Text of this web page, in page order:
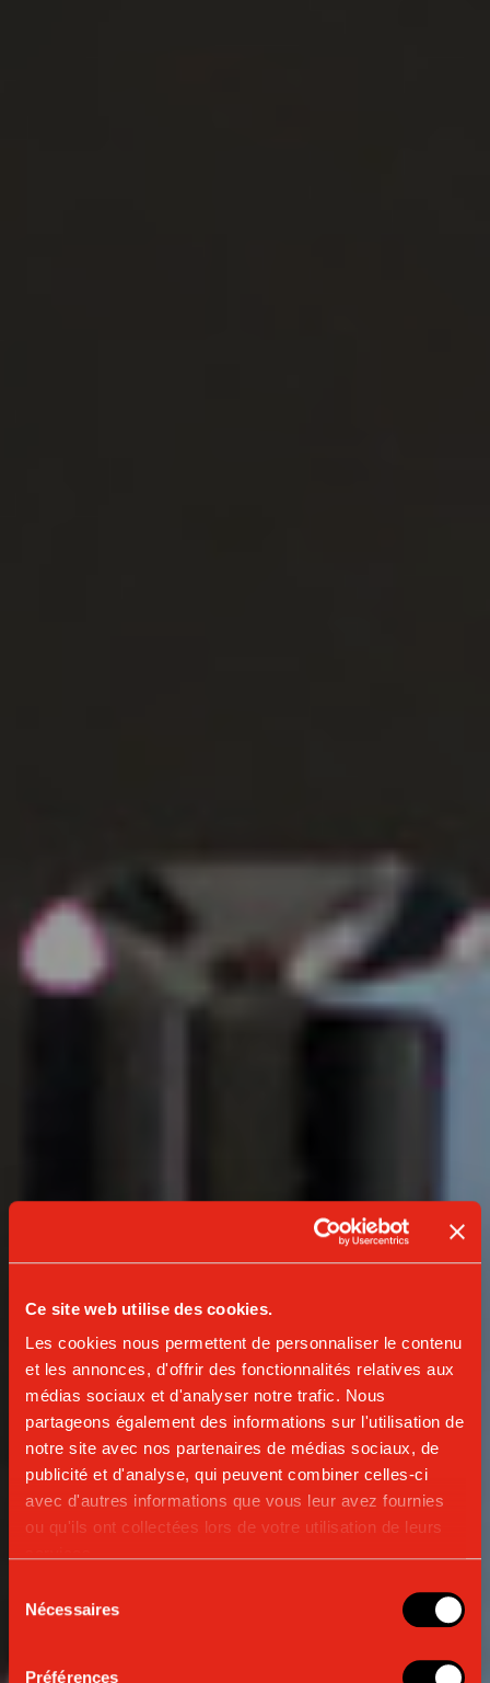
Ce site web utilise des cookies.
Les cookies nous permettent de personnaliser le contenu
et les annonces, d'offrir des fonctionnalités relatives aux
médias sociaux et d'analyser notre trafic. Nous
partageons également des informations sur l'utilisation de
notre site avec nos partenaires de médias sociaux, de
publicité et d'analyse, qui peuvent combiner celles-ci
avec d'autres informations que vous leur avez fournies
ou qu'ils ont collectées lors de votre utilisation de leurs
Nécessaires
Préférences